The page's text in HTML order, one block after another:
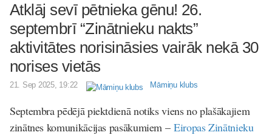
Atklāj sevī pētnieka gēnu! 26.
septembrī “Zinātnieku nakts”
aktivitātes norisināsies vairāk nekā 30
norises vietās
21. Sep 2025, 19:22 Māmiņu klubs
Septembra pēdējā piektdienā notiks viens no plašākajiem
zinātnes komunikācijas pasākumiem –Eiropas Zinātnieku